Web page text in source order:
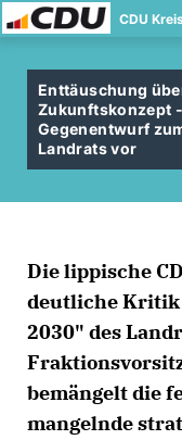
CDU
Enttäuschung
Zukunftskonzept
Gegenentwurf
Landrats vor
Die lippische
deutliche Kritik
2030" des
bemängelt die
mangelnde